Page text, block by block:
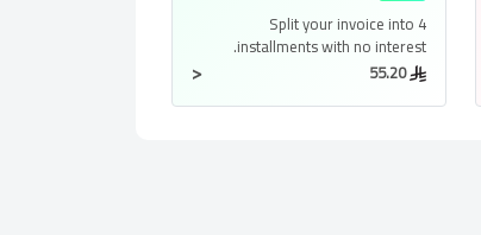
Split your invoice into 4
installmentswith no interest.
< 55.20